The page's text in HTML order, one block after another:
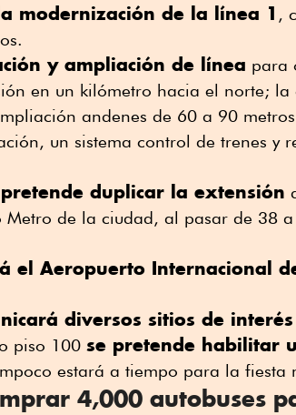
modernización de la línea 1 ,
y ampliación de línea para
en un kilómetro hacia el norte; la
andenes de 60 a 90
un sistema control de trenes y
duplicar la extensión
Metro de la ciudad, al pasar de 38
el Aeropuerto Internacional
diversos sitios de
piso 100 se pretende habilitar
estará a tiempo para la fiesta
4,000 autobuses